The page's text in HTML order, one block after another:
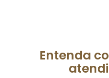
Entenda